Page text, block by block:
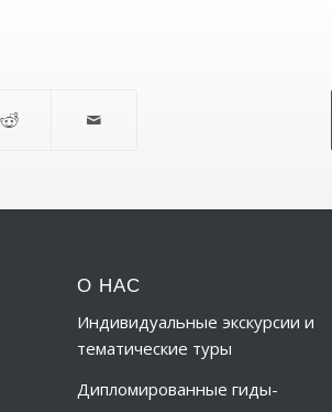
О НАС
Индивидуальные экскурсии и
тематические туры
Дипломированные гиды-